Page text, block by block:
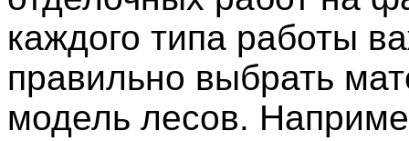
каждого типа работы
правильно выбрать
модель лесов.